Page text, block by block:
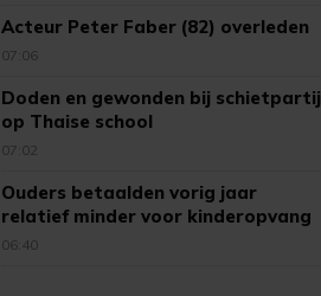
Acteur Peter Faber (82) overleden
07:06
Doden en gewonden bij schietpartij
op Thaise school
07:02
Ouders betaalden vorig jaar
relatief minder voor kinderopvang
06:40